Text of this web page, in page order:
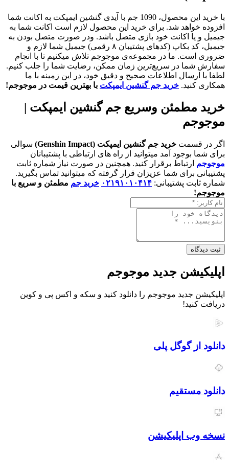
با خرید این محصول، 1090 جم با آیدی گنشین ایمپکت به اکانت شما
افزوده خواهد شد. برای خرید این محصول لازم است اکانت شما به
جیمیل و یا اکانت خود بازی متصل باشد. ودر صورت متصل بودن به
جیمیل، کد بکاپ (کدهای پشتیبان ۸ رقمی) جیمیل شما لازم و
ضروری است. ما در مجموعه‌ی موجوجم تلاش میکنیم تا با انجام
سفارش شما در سریع‌ترین زمان ممکن، رضایت شما را جلب کنیم.
لطفا با ارسال اطلاعات صحیح و دقیق خود، در این زمینه با ما
همکاری کنید. خرید جم گنشین ایمپکت با بهترین قیمت در موجوجم!
خرید مطمئن وسریع جم گنشین ایمپکت |
موجوجم
اگر در قسمت خرید جم گنشین ایمپکت (Genshin Impact)
سوالی
برای شما بوجود آمد میتوانید از راه های ارتباطی با پشتیبانان
موجوجم ارتباط برقرار کنید. همچنین در صورت نیاز شماره ثابت
پشتیبانی برای شما عزیزان قرار گرفته که میتوانید تماس بگیرید.
شماره ثابت پشتیبانی: ۰۲۱۹۱۰۱۰۴۱۴ خرید جم مطمئن و سریع با
موجوجم!
ثبت دیدگاه
اپلیکیشن جدید موجوجم
اپلیکیشن جدید موجوجم را دانلود کنید و سکه و اکس پی و کوین
دریافت کنید!
دانلود از گوگل پلی
دانلود مستقیم
نسخه وب اپلیکیشن